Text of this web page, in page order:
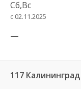
Сб,Вс
с 02.11.2025
—
117